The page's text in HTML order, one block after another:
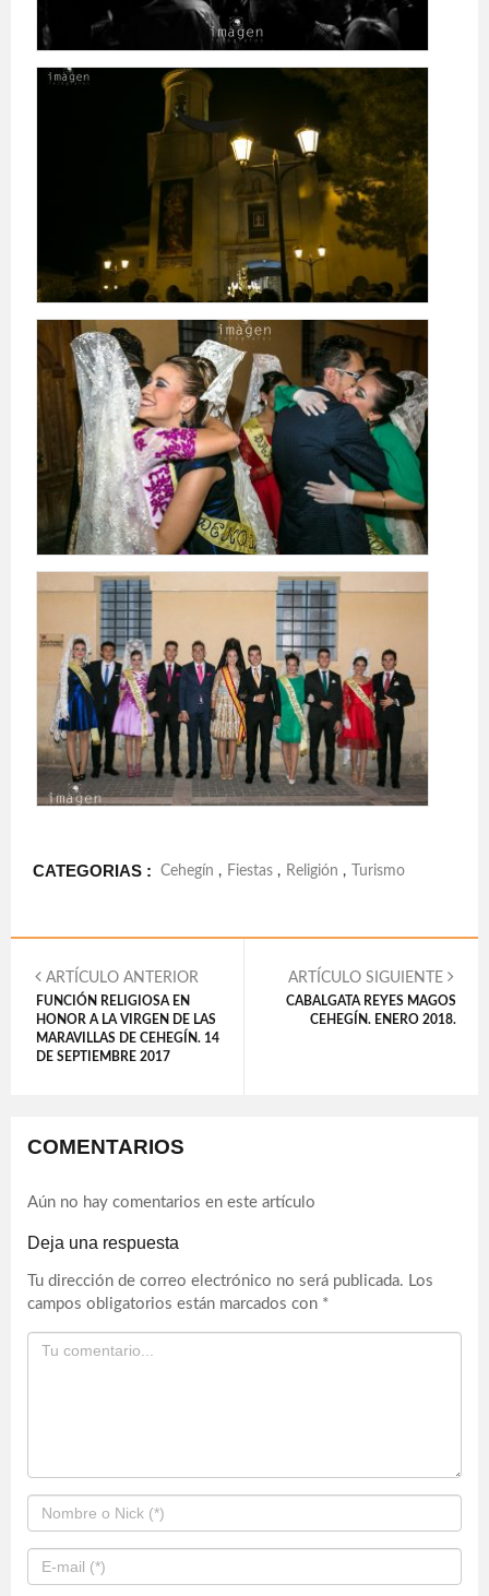
CATEGORIAS : Cehegín , Fiestas , Religión , Turismo
ARTÍCULO ANTERIOR
FUNCIÓN RELIGIOSA EN
HONOR A LA VIRGEN DE LAS
MARAVILLAS DE CEHEGÍN. 14
DE SEPTIEMBRE 2017
ARTÍCULO SIGUIENTE
CABALGATA REYES MAGOS
CEHEGÍN. ENERO 2018.
COMENTARIOS
Aún no hay comentarios en este artículo
Deja una respuesta
Tu dirección de correo electrónico no será publicada. Los
campos obligatorios están marcados con *